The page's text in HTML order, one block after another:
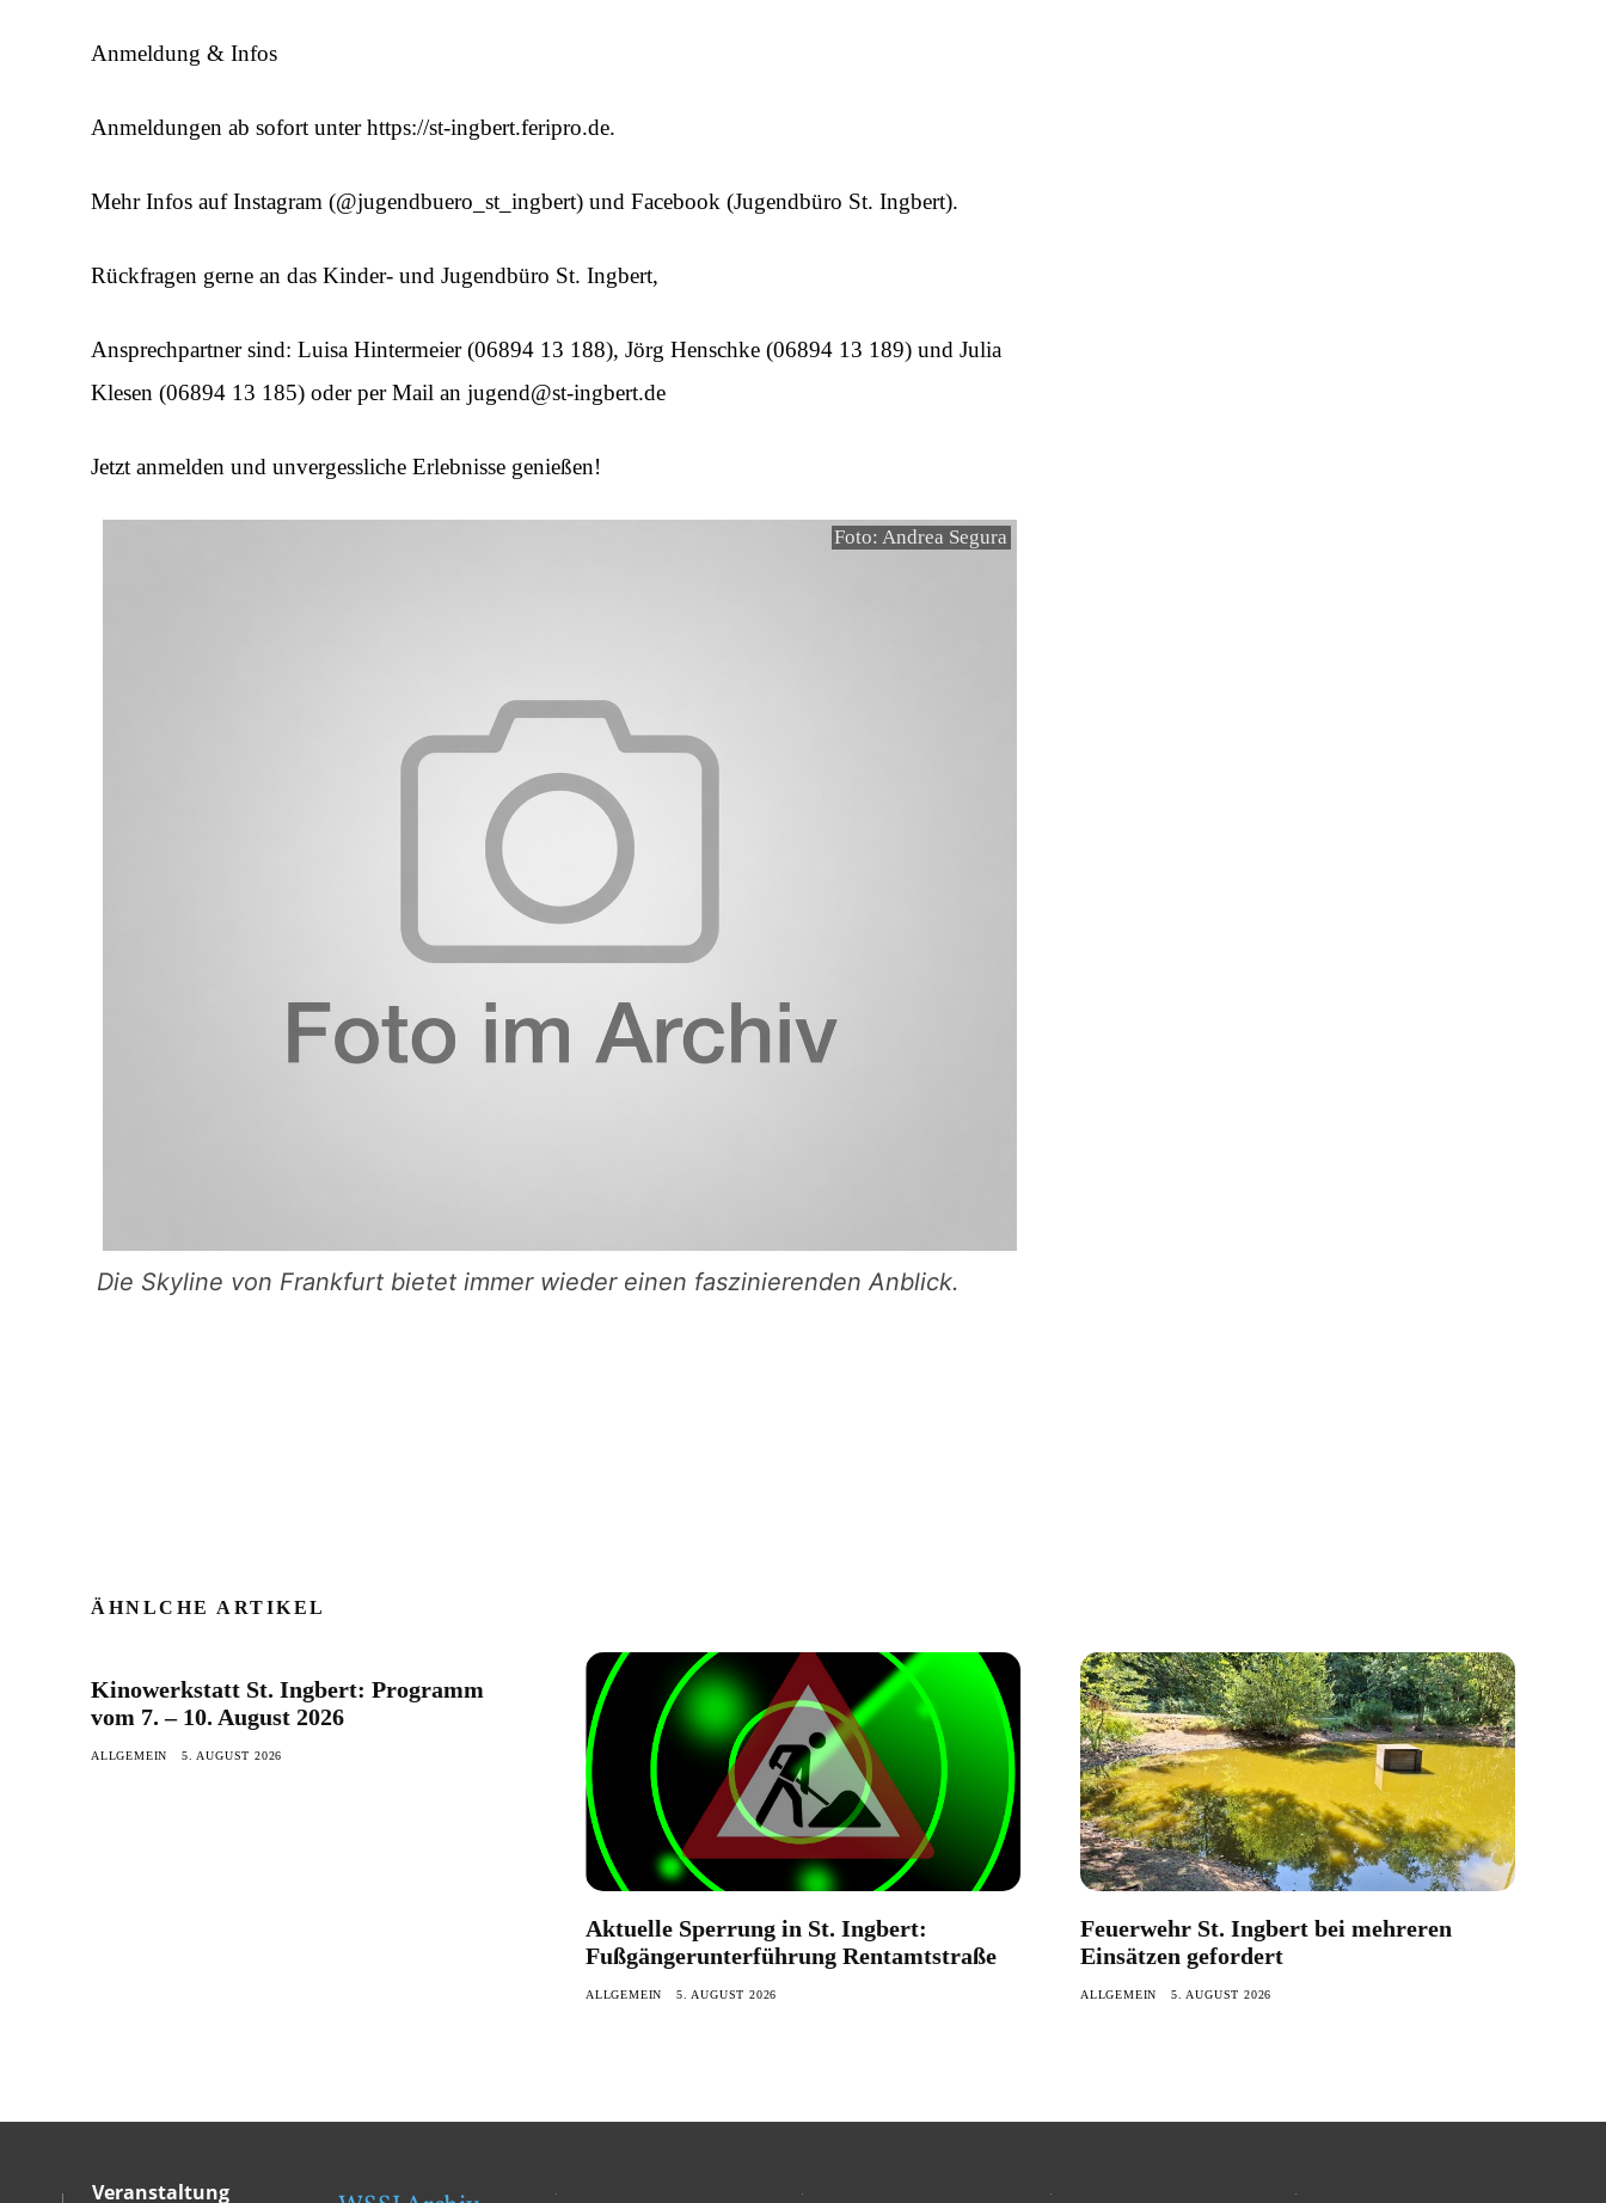
Anmeldung & Infos
Anmeldungen ab sofort unter https://st-ingbert.feripro.de.
Mehr Infos auf Instagram (@jugendbuero_st_ingbert) und Facebook (Jugendbüro St. Ingbert).
Rückfragen gerne an das Kinder- und Jugendbüro St. Ingbert,
Ansprechpartner sind: Luisa Hintermeier (06894 13 188), Jörg Henschke (06894 13 189) und Julia
Klesen (06894 13 185) oder per Mail an jugend@st-ingbert.de
Jetzt anmelden und unvergessliche Erlebnisse genießen!
Foto: Andrea Segura
Die Skyline von Frankfurt bietet immer wieder einen faszinierenden Anblick.
ÄHNLCHE ARTIKEL
Kinowerkstatt St. Ingbert: Programm
vom 7. – 10. August 2026
ALLGEMEIN 5. AUGUST 2026
Aktuelle Sperrung in St. Ingbert:
Fußgängerunterführung Rentamtstraße
ALLGEMEIN 5. AUGUST 2026
Feuerwehr St. Ingbert bei mehreren
Einsätzen gefordert
ALLGEMEIN 5. AUGUST 2026
Veranstaltung